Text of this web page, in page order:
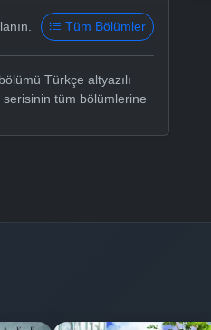
Tüm Bölümler
Türkçe altyazılı
tüm bölümlerine